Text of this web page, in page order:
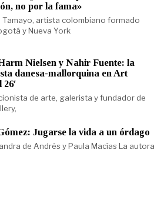
no por la fama»
artista colombiano formado
y Nueva York
Nielsen y Nahir Fuente: la
danesa-mallorquina en Art
de arte, galerista y fundador de
Jugarse la vida a un órdago
de Andrés y Paula Macías La autora